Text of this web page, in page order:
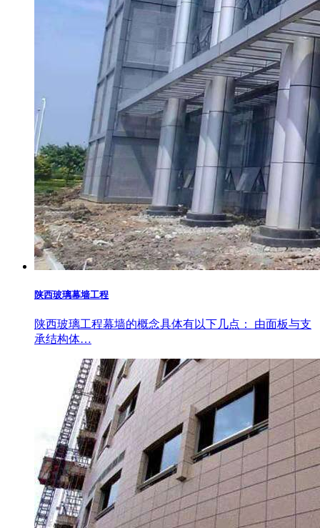
陕西玻璃幕墙工程
陕西玻璃工程幕墙的概念具体有以下几点： 由面板与支
承结构体…